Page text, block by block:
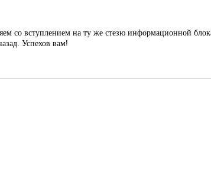
со вступлением на ту же стезю информационной
Успехов вам!